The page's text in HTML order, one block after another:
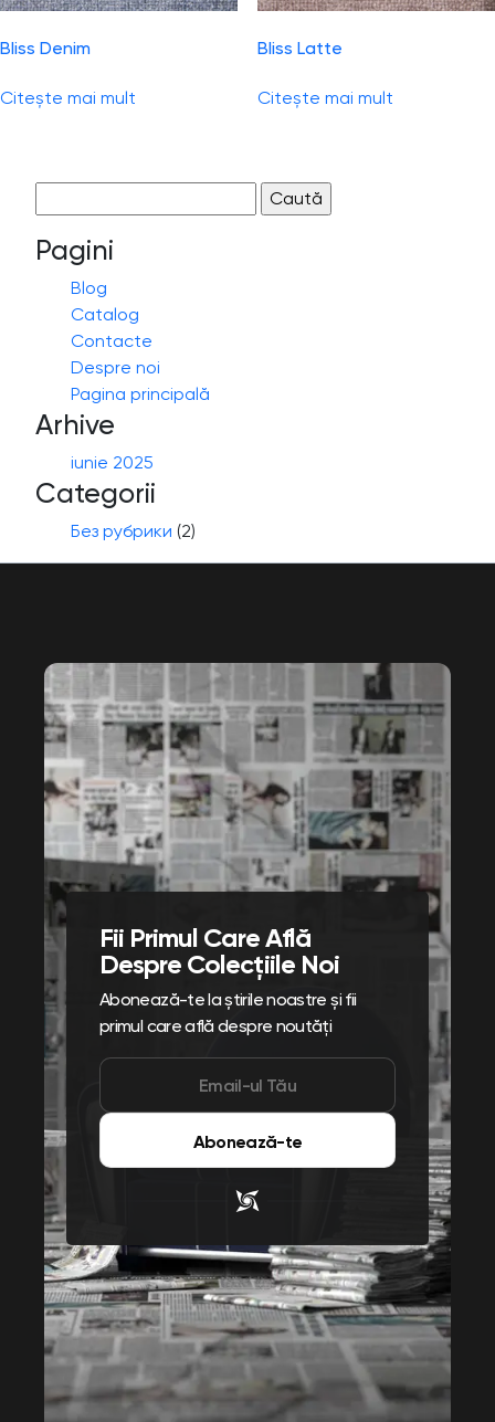
Bliss Denim
Citește mai mult
Bliss Latte
Citește mai mult
după:
Pagini
Blog
Catalog
Contacte
Despre noi
Pagina principală
Arhive
iunie 2025
Categorii
Без рубрики (2)
Fii Primul Care Află
Despre Colecțiile Noi
Abonează-te la știrile noastre și fii
primul care află despre noutăți
Abonează-te